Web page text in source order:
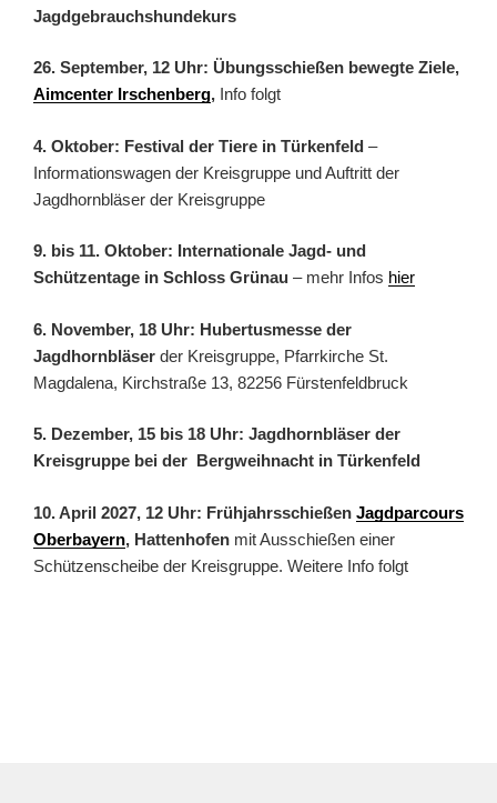
Jagdgebrauchshundekurs
26. September, 12 Uhr: Übungsschießen bewegte Ziele,
Aimcenter Irschenberg, Info folgt
4. Oktober: Festival der Tiere in Türkenfeld –
Informationswagen der Kreisgruppe und Auftritt der
Jagdhornbläser der Kreisgruppe
9. bis 11. Oktober: Internationale Jagd- und
Schützentage in Schloss Grünau – mehr Infos hier
6. November, 18 Uhr: Hubertusmesse der
Jagdhornbläser der Kreisgruppe, Pfarrkirche St.
Magdalena, Kirchstraße 13, 82256 Fürstenfeldbruck
5. Dezember, 15 bis 18 Uhr: Jagdhornbläser der
Kreisgruppe bei der Bergweihnacht in Türkenfeld
10. April 2027, 12 Uhr: Frühjahrsschießen Jagdparcours
Oberbayern, Hattenhofen mit Ausschießen einer
Schützenscheibe der Kreisgruppe. Weitere Info folgt